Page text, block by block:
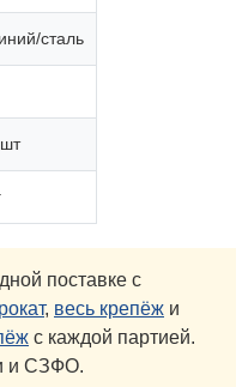
сталь
поставке с
, весь крепёж и
с каждой партией.
и СЗФО.